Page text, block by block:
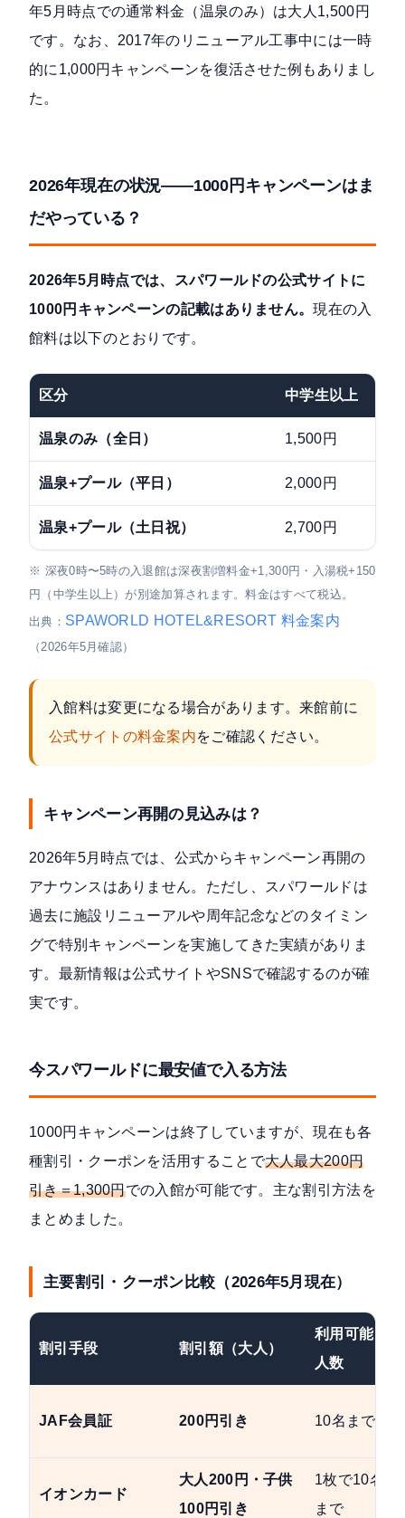
年5月時点での通常料金（温泉のみ）は大人1,500円
です。なお、2017年のリニューアル工事中には一時
的に1,000円キャンペーンを復活させた例もありまし
た。
2026年現在の状況——1000円キャンペーンはま
だやっている？
2026年5月時点では、スパワールドの公式サイトに
1000円キャンペーンの記載はありません。現在の入
館料は以下のとおりです。
区分 中学生以上
温泉のみ（全日） 1,500円
温泉+プール（平日） 2,000円
温泉+プール（土日祝） 2,700円
※ 深夜0時〜5時の入退館は深夜割増料金+1,300円・入湯税+150
円（中学生以上）が別途加算されます。料金はすべて税込。
出典： SPAWORLD HOTEL&RESORT 料金案内
（2026年5月確認）
入館料は変更になる場合があります。来館前に
公式サイトの料金案内をご確認ください。
キャンペーン再開の見込みは？
2026年5月時点では、公式からキャンペーン再開の
アナウンスはありません。ただし、スパワールドは
過去に施設リニューアルや周年記念などのタイミン
グで特別キャンペーンを実施してきた実績がありま
す。最新情報は公式サイトやSNSで確認するのが確
実です。
今スパワールドに最安値で入る方法
1000円キャンペーンは終了していますが、現在も各
種割引・クーポンを活用することで大人最大200円
引き＝1,300円での入館が可能です。主な割引方法を
まとめました。
主要割引・クーポン比較（2026年5月現在）
割引手段 割引額（大人）
利用可能
人数
JAF会員証 200円引き 10名まで
イオンカード
大人200円・子供
100円引き
1枚で10名
まで